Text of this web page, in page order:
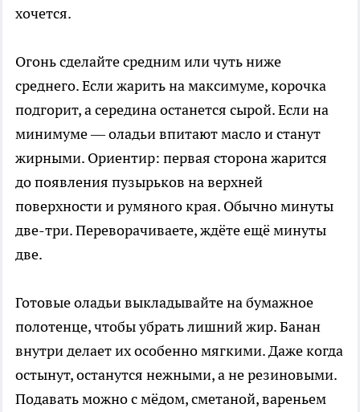
хочется.
Огонь сделайте средним или чуть ниже
среднего. Если жарить на максимуме, корочка
подгорит, а середина останется сырой. Если на
минимуме — оладьи впитают масло и станут
жирными. Ориентир: первая сторона жарится
до появления пузырьков на верхней
поверхности и румяного края. Обычно минуты
две-три. Переворачиваете, ждёте ещё минуты
две.
Готовые оладьи выкладывайте на бумажное
полотенце, чтобы убрать лишний жир. Банан
внутри делает их особенно мягкими. Даже когда
остынут, останутся нежными, а не резиновыми.
Подавать можно с мёдом, сметаной, вареньем